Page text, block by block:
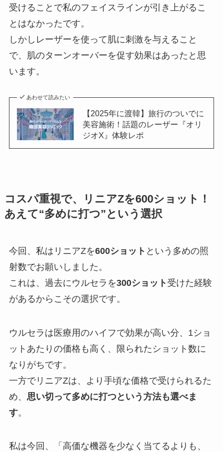
受けることで私のフェイスラインが引き上がるこ
とはなかったです。
しかしレーザーを使って肌に刺激を与えること
で、肌のターンオーバーを促す効果はあったと思
います。
あわせて読みたい
【2025年に渡韓】旅行のついでに
美容施術！話題のレーザー『オリ
ジオX』体験レポ
コスパ重視で、リニアZを600ショット！
あえて“多めに打つ”という選択
今回、私はリニアZを600ショット という多めの照
射数でお願いしました。
これは、過去にウルセラを300ショット 受けた経験
があるからこその選択です。
ウルセラは医療用のハイフで効果が高い分、1ショ
ットあたりの価格も高く、限られたショット数に
なりがちです。
一方でリニアZは、より手頃な価格で受けられるた
め、 思い切って多めに打つという方法も選べま
す。
私は今回、「高価な機器を少なく当てるよりも、